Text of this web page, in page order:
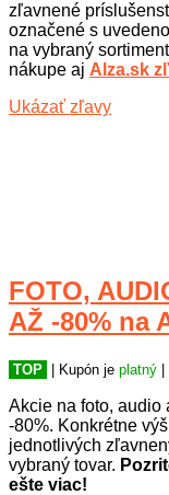
zľavnené
označené s
na vybraný
nákupe aj Alza.sk
Ukázať zľavy
FOTO,
AŽ -80% na
TOP | Kupón je platný |
Akcie na foto, audio
-80%. Konkrétne
jednotlivých
vybraný tovar.
ešte viac!